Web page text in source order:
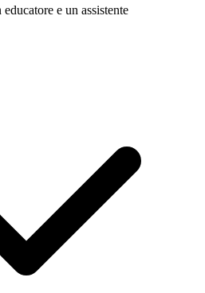
e un assistente